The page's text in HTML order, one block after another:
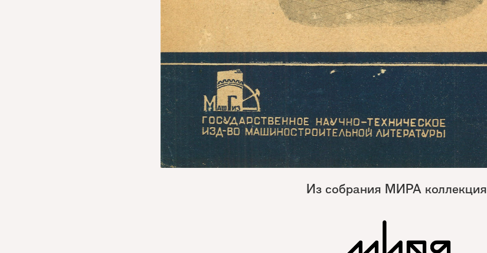
Из собрания МИРА коллекция